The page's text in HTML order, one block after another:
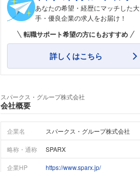
あなたの希望・経歴にマッチした大
手・優良企業の求人をお届け！
転職サポート希望の方にもおすすめ
詳しくはこちら
スパークス・グループ株式会社
会社概要
企業名 スパークス・グループ株式会社
略称・通称 SPARX
企業HP https://www.sparx.jp/